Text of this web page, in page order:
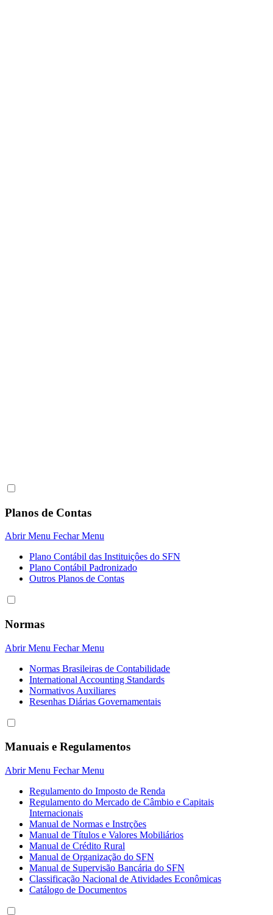
Planos de Contas
Abrir Menu Fechar Menu
Plano Contábil das Instituiçôes do SFN
Plano Contábil Padronizado
Outros Planos de Contas
Normas
Abrir Menu Fechar Menu
Normas Brasileiras de Contabilidade
International Accounting Standards
Normativos Auxiliares
Resenhas Diárias Governamentais
Manuais e Regulamentos
Abrir Menu Fechar Menu
Regulamento do Imposto de Renda
Regulamento do Mercado de Câmbio e Capitais
Internacionais
Manual de Normas e Instrções
Manual de Títulos e Valores Mobiliários
Manual de Crédito Rural
Manual de Organização do SFN
Manual de Supervisão Bancária do SFN
Classificação Nacional de Atividades Econômicas
Catálogo de Documentos